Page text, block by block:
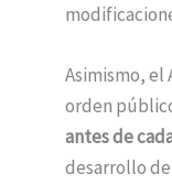
Asimismo,
orden
antes de
desarrollo